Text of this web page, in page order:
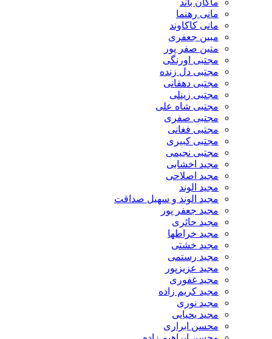
ماکان باند
مانی رهنما
مانی کاکاوند
مبین جعفری
متین صفر پور
مجتبی اورنگی
مجتبی دل زنده
مجتبی دهقانی
مجتبی زینلی
مجتبی شاه علی
مجتبی صفری
مجتبی فغانی
مجتبی کبیری
مجتبی نجیمی
مجید اخشابی
مجید اصلاحی
مجید الوند‎
مجید الوند و سهیل صداقت
مجید جعفر پور
مجید حائری
مجید خراطها
مجید خشتی
مجید رستمی
مجید عزیزپور
مجید غفوری
مجید کریم زاده
مجید نوری
مجید یحیایی
محسن ابراری